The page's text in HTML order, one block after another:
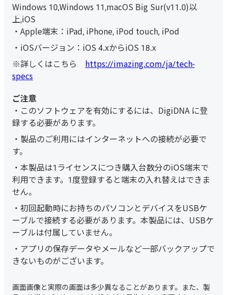
Windows 10,Windows 11,macOS Big Sur(v11.0)以
上,iOS
Apple端末：iPad, iPhone, iPod touch, iPod
iOSバージョン：iOS 4.xからiOS 18.x
※詳しくはこちら https://imazing.com/ja/tech-
specs
このソフトウェアを有効にするには、DigiDNA に登
録する必要があります。
製品のご利用にはインターネットへの接続が必要で
す。
本製品は1ライセンスにつき購入台数分のiOS端末で
利用できます。1度登録すると端末の入れ替えはできま
せん。
初回起動時にお持ちのパソコンとデバイスをUSBケ
ーブルで接続する必要があります。本製品には、USBケ
ーブルは付属していません。
アプリの保存データやメールなど一部バックアップで
きないものがございます。